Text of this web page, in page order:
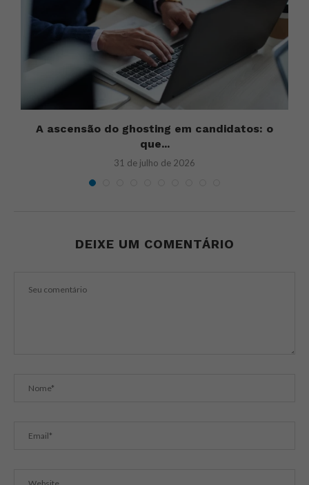
A ascensão do ghosting em candidatos: o
que...
31 de julho de 2026
DEIXE UM COMENTÁRIO